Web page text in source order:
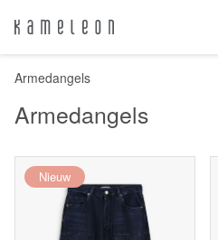
Armedangels
Armedangels
Nieuw